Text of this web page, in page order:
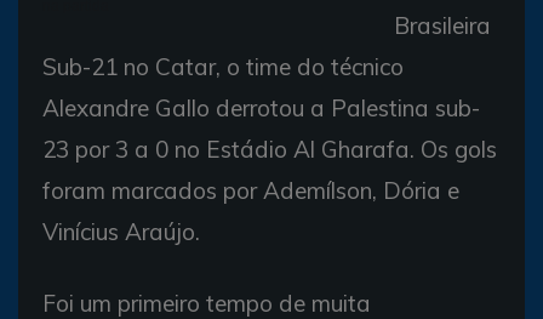
Brasileira
Sub-21 no Catar, o time do técnico
Alexandre Gallo derrotou a Palestina sub-
23 por 3 a 0 no Estádio Al Gharafa. Os gols
foram marcados por Ademílson, Dória e
Vinícius Araújo.
Foi um primeiro tempo de muita